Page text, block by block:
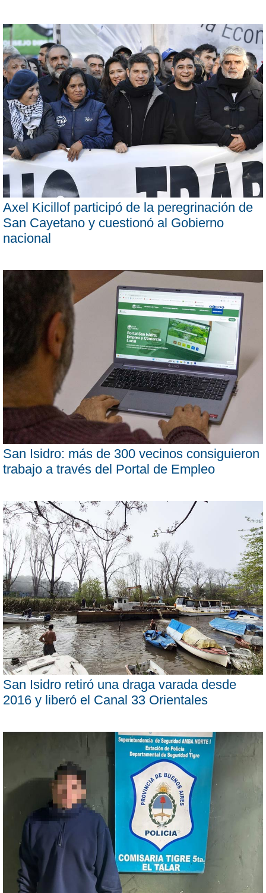
Axel Kicillof participó de la peregrinación de
San Cayetano y cuestionó al Gobierno
nacional
San Isidro: más de 300 vecinos consiguieron
trabajo a través del Portal de Empleo
San Isidro retiró una draga varada desde
2016 y liberó el Canal 33 Orientales